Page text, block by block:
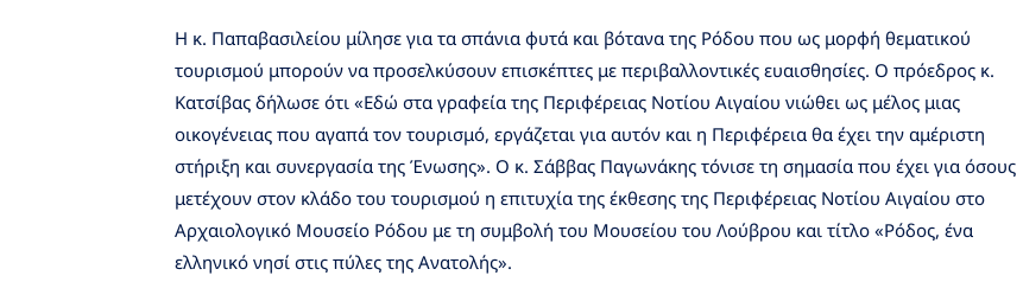
Η κ. Παπαβασιλείου μίλησε για τα σπάνια φυτά και βότανα της Ρόδου που ως μορφή θεματικού
τουρισμού μπορούν να προσελκύσουν επισκέπτες με περιβαλλοντικές ευαισθησίες. Ο πρόεδρος κ.
Κατσίβας δήλωσε ότι «Εδώ στα γραφεία της Περιφέρειας Νοτίου Αιγαίου νιώθει ως μέλος μιας
οικογένειας που αγαπά τον τουρισμό, εργάζεται για αυτόν και η Περιφέρεια θα έχει την αμέριστη
στήριξη και συνεργασία της Ένωσης». Ο κ. Σάββας Παγωνάκης τόνισε τη σημασία που έχει για όσους
μετέχουν στον κλάδο του τουρισμού η επιτυχία της έκθεσης της Περιφέρειας Νοτίου Αιγαίου στο
Αρχαιολογικό Μουσείο Ρόδου με τη συμβολή του Μουσείου του Λούβρου και τίτλο «Ρόδος, ένα
ελληνικό νησί στις πύλες της Ανατολής».